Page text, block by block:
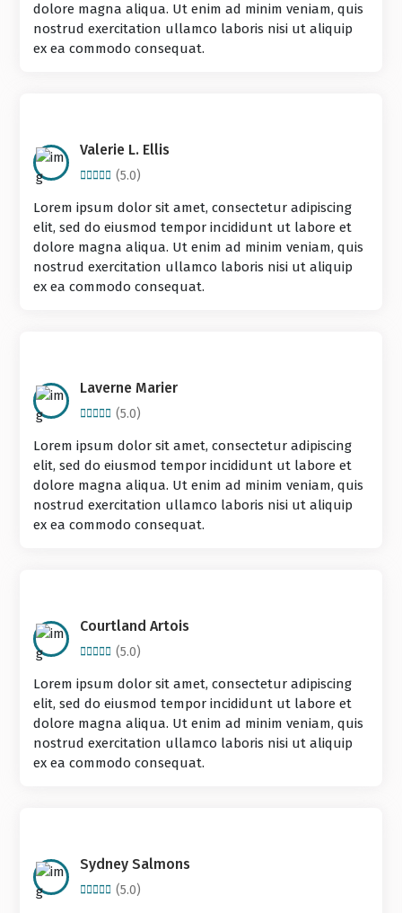
dolore magna aliqua. Ut enim ad minim veniam, quis
nostrud exercitation ullamco laboris nisi ut aliquip
ex ea commodo consequat.
Valerie L. Ellis
(5.0)
Lorem ipsum dolor sit amet, consectetur adipiscing
elit, sed do eiusmod tempor incididunt ut labore et
dolore magna aliqua. Ut enim ad minim veniam, quis
nostrud exercitation ullamco laboris nisi ut aliquip
ex ea commodo consequat.
Laverne Marier
(5.0)
Lorem ipsum dolor sit amet, consectetur adipiscing
elit, sed do eiusmod tempor incididunt ut labore et
dolore magna aliqua. Ut enim ad minim veniam, quis
nostrud exercitation ullamco laboris nisi ut aliquip
ex ea commodo consequat.
Courtland Artois
(5.0)
Lorem ipsum dolor sit amet, consectetur adipiscing
elit, sed do eiusmod tempor incididunt ut labore et
dolore magna aliqua. Ut enim ad minim veniam, quis
nostrud exercitation ullamco laboris nisi ut aliquip
ex ea commodo consequat.
Sydney Salmons
(5.0)